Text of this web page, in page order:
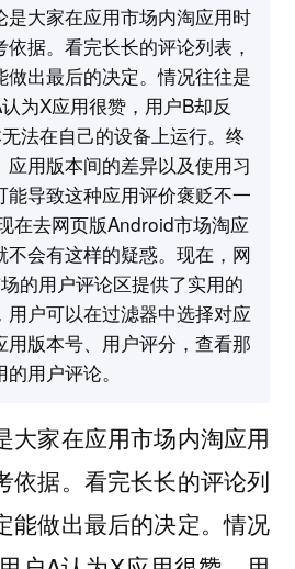
是大家在应用市场内淘应用时
据。看完长长的评论列表，
做出最后的决定。情况往往是
为X应用很赞，用户B却反
法在自己的设备上运行。终
应用版本间的差异以及使用习
能导致这种应用评价褒贬不一
在去网页版Android市场淘应
不会有这样的疑惑。现在，网
的用户评论区提供了实用的
用户可以在过滤器中选择对应
用版本号、用户评分，查看那
用户评论。
大家在应用市场内淘应用
依据。看完长长的评论列
能做出最后的决定。情况